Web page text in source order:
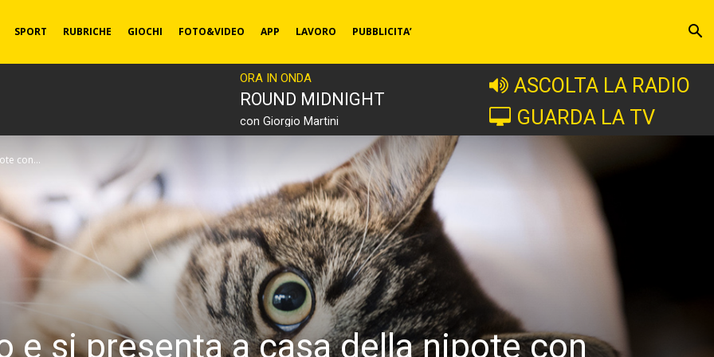
SPORT RUBRICHE GIOCHI FOTO&VIDEO APP LAVORO PUBBLICITA’
ORA IN ONDA
ROUND MIDNIGHT
con Giorgio Martini
ASCOLTA LA RADIO
GUARDA LA TV
con...
e si presenta a casa della nipote con